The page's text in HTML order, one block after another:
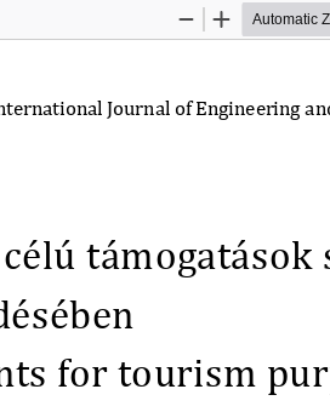
Zoom
Zoom
Journal of Engineering
célú támogatások
for tourism